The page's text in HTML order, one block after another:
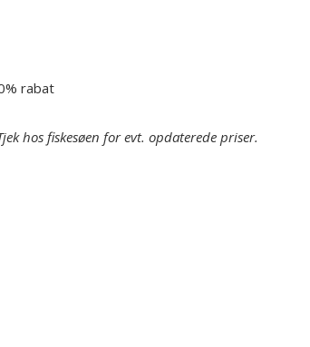
rabat
hos fiskesøen for evt. opdaterede priser.